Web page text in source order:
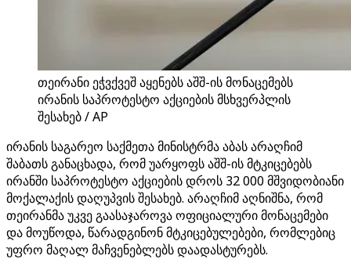
თეირანი ეჭვქვეშ აყენებს აშშ-ის მონაცემებს
ირანის საპროტესტო აქციების მსხვერპლის
შესახებ / AP
ირანის საგარეო საქმეთა მინისტრმა აბას არაღჩიმ
შაბათს განაცხადა, რომ უარყოფს აშშ-ის მტკიცებებს
ირანში საპროტესტო აქციების დროს 32 000 მშვიდობიანი
მოქალაქის დაღუპვის შესახებ. არაღჩიმ აღნიშნა, რომ
თეირანმა უკვე გაასაჯაროვა ოფიციალური მონაცემები
და მოუწოდა, წარადგინონ მტკიცებულებები, რომლებიც
უფრო მაღალ მაჩვენებლებს დაადასტურებს.